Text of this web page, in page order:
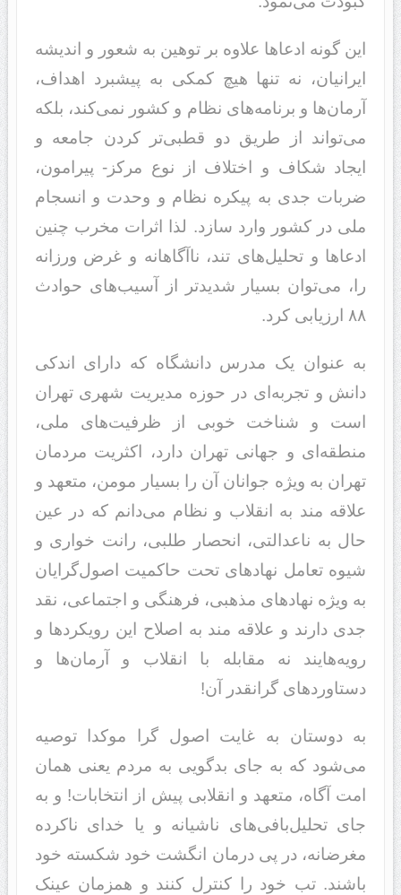
این گونه ادعاها علاوه بر توهین به شعور و اندیشه
ایرانیان، نه تنها هیچ کمکی به پیشبرد اهداف،
آرمان‌ها و برنامه‌های نظام و کشور نمی‌کند، بلکه
می‌تواند از طریق دو قطبی‌تر کردن جامعه و
ایجاد شکاف و اختلاف از نوع مرکز- پیرامون،
ضربات جدی به پیکره نظام و وحدت و انسجام
ملی در کشور وارد سازد. لذا اثرات مخرب چنین
ادعاها و تحلیل‌های تند، ناآگاهانه و غرض ورزانه
را، می‌توان بسیار شدیدتر از آسیب‌های حوادث
۸۸ ارزیابی کرد.
به عنوان یک مدرس دانشگاه که دارای اندکی
دانش و تجربه‌ای در حوزه مدیریت شهری تهران
است و شناخت خوبی از ظرفیت‌های ملی،
منطقه‌ای و جهانی تهران دارد، اکثریت مردمان
تهران به ویژه جوانان آن را بسیار مومن، متعهد و
علاقه مند به انقلاب و نظام می‌دانم که در عین
حال به ناعدالتی، انحصار طلبی، رانت خواری و
شیوه تعامل نهاد‌های تحت حاکمیت اصول‌گرایان
به ویژه نهادهای مذهبی، فرهنگی و اجتماعی، نقد
جدی دارند و علاقه مند به اصلاح این رویکرد‌ها و
رویه‌هایند نه مقابله با انقلاب و آرمان‌ها و
دستاوردهای گرانقدر آن!
به دوستان به غایت اصول گرا موکدا توصیه
می‌شود که به جای بدگویی به مردم یعنی همان
امت آگاه، متعهد و انقلابی پیش از انتخابات! و به
جای تحلیل‌بافی‌های ناشیانه و یا خدای ناکرده
مغرضانه، در پی درمان انگشت خود شکسته خود
باشند. تب خود را کنترل کنند و همزمان عینک